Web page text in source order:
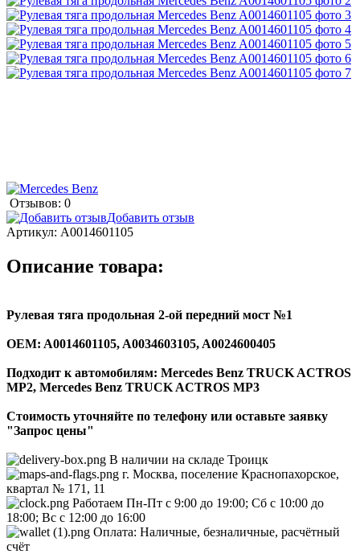
Отзывов: 0
Добавить отзыв
Артикул: A0014601105
Описание товара:
Рулевая тяга продольная 2-ой передний мост №1
ОEM: A0014601105, A0034603105, A0024600405
Подходит к автомобилям: Mercedes Benz TRUCK ACTROS
MP2, Mercedes Benz TRUCK ACTROS MP3
Стоимость уточняйте по телефону или оставьте заявку
"Запрос цены"
В наличии на складе Троицк
г. Москва, поселение Краснопахорское,
квартал № 171, 11
Работаем Пн-Пт с 9:00 до 19:00; Сб с 10:00 до
18:00; Вс с 12:00 до 16:00
Оплата: Наличные, безналичные, расчётный
счёт